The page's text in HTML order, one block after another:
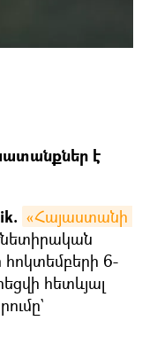
է
«Հայաստանի
հոկտեմբերի 6-
հետևյալ